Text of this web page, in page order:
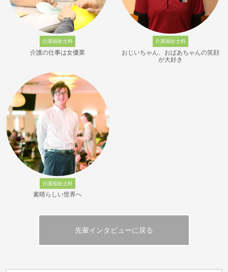
介護福祉士科
介護の仕事は女優業
介護福祉士科
おじいちゃん、おばあちゃんの笑顔
が大好き
介護福祉士科
素晴らしい世界へ
先輩インタビューに戻る